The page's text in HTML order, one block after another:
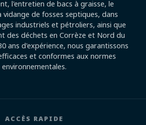
l'entretien de bacs à graisse, le
de fosses septiques, dans
industriels et pétroliers, ainsi que
des déchets en Corrèze et Nord du
ans d'expérience, nous garantissons
et conformes aux normes
environnementales.
ACCÈS RAPIDE